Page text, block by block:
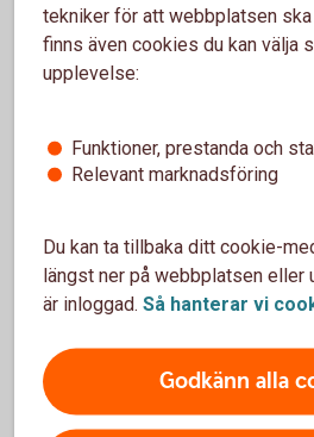
Private Banking
Underbara platser på jorden och
många företag grundats, vuxit
framgångsrika. Framgång som
tekniker för att webbplatsen
finns även cookies du kan välja
upplevelse:
Funktioner, prestanda och
Relevant marknadsföring
Du kan ta tillbaka ditt cookie-
längst ner på webbplatsen eller
är inloggad. Så hanterar vi
Godkänn alla